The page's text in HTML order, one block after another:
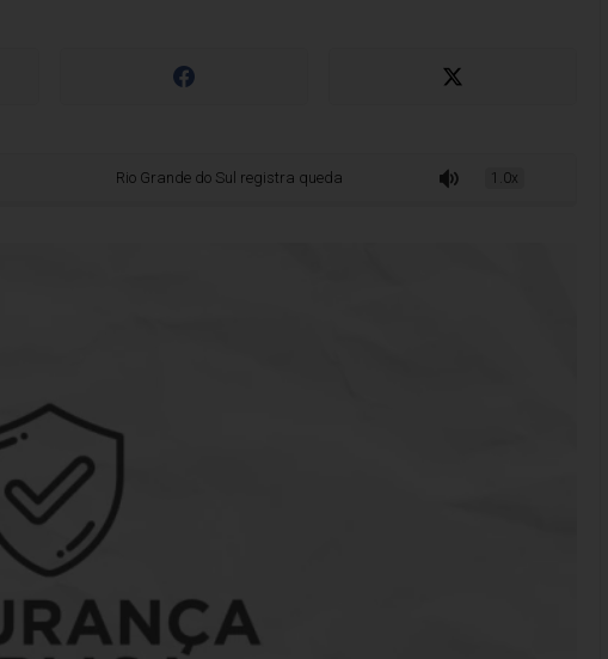
Rio Grande do Sul registra queda de roubo de veículos pelo décimo mês consecutivo
1.0x